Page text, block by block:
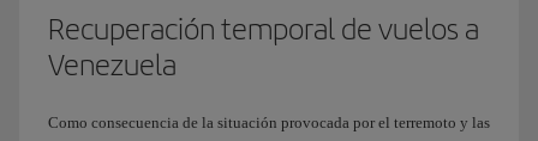
Recuperación temporal de vuelos a
Venezuela
Como consecuencia de la situación provocada por el terremoto y las